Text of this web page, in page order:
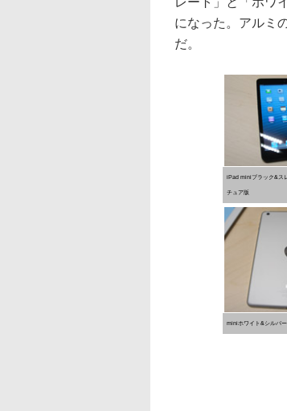
になった。アルミ
だ。
iPad miniブラック&ス
チュア版
miniホワイト&シルバ